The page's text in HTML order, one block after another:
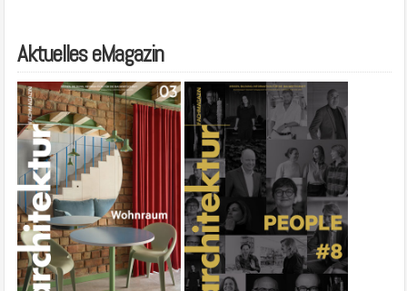
Aktuelles eMagazin